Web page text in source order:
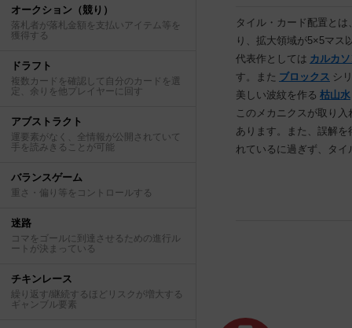
オークション（競り）
落札者が落札金額を支払いアイテム等を
獲得する
ドラフト
複数カードを確認して自分のカードを選
定、余りを他プレイヤーに回す
アブストラクト
運要素がなく、全情報が公開されていて
手を読みきることが可能
バランスゲーム
重さ・偏り等をコントロールする
迷路
コマをゴールに到達させるための進行ル
ートが決まっている
チキンレース
繰り返す/継続するほどリスクが増大する
ギャンブル要素
タイル・カード配置と
り、拡大領域が5×5マス
代表作としては カルカ
す。また ブロックス シ
美しい波紋を作る 枯山水
このメカニクスが取り
あります。また、誤解
れているに過ぎず、タ